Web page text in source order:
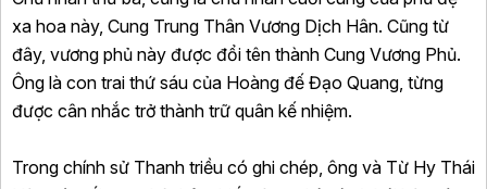
xa hoa này, Cung Trung Thân Vương Dịch Hân. Cũng từ
đây, vương phủ này được đổi tên thành Cung Vương Phủ.
Ông là con trai thứ sáu của Hoàng đế Đạo Quang, từng
được cân nhắc trở thành trữ quân kế nhiệm.
Trong chính sử Thanh triều có ghi chép, ông và Từ Hy Thái